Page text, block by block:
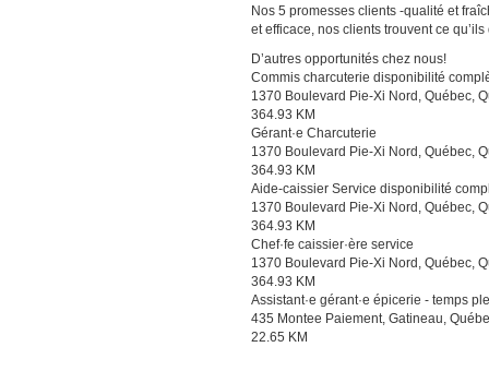
Nos 5 promesses clients -qualité et
et efficace, nos clients trouvent ce
D’autres opportunités chez nous!
Commis charcuterie disponibilité
1370 Boulevard Pie-Xi Nord, Québec,
364.93 KM
Gérant·e Charcuterie
1370 Boulevard Pie-Xi Nord, Québec,
364.93 KM
Aide-caissier Service disponibilité
1370 Boulevard Pie-Xi Nord, Québec,
364.93 KM
Chef·fe caissier·ère service
1370 Boulevard Pie-Xi Nord, Québec,
364.93 KM
Assistant·e gérant·e épicerie - temps
435 Montee Paiement, Gatineau,
22.65 KM